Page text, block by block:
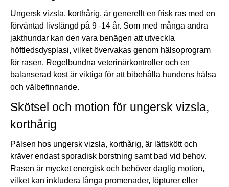
Ungersk vizsla, korthårig, är generellt en frisk ras med en
förväntad livslängd på 9–14 år. Som med många andra
jakthundar kan den vara benägen att utveckla
höftledsdysplasi, vilket övervakas genom hälsoprogram
för rasen. Regelbundna veterinärkontroller och en
balanserad kost är viktiga för att bibehålla hundens hälsa
och välbefinnande.
Skötsel och motion för ungersk vizsla,
korthårig
Pälsen hos ungersk vizsla, korthårig, är lättskött och
kräver endast sporadisk borstning samt bad vid behov.
Rasen är mycket energisk och behöver daglig motion,
vilket kan inkludera långa promenader, löpturer eller